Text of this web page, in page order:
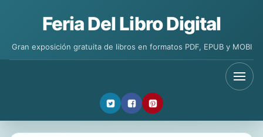
Feria Del Libro Digital
Gran exposición gratuita de libros en formatos PDF, EPUB y MOBI